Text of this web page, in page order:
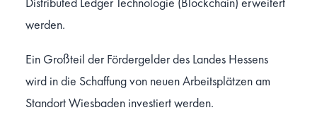
werden.
Ein Großteil der Fördergelder des Landes Hessens
wird in die Schaffung von neuen Arbeitsplätzen am
Standort Wiesbaden investiert werden.